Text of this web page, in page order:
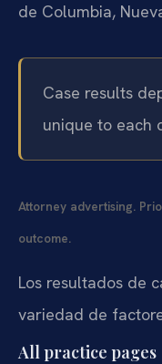
de Columbia,
Case results
unique to each
Attorney advertising.
outcome.
Los resultados de
variedad de
All practice pages